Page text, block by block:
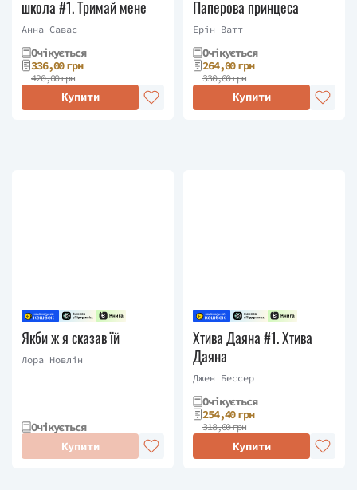
школа #1. Тримай мене
Анна Савас
Очікується
336,00 грн
420,00 грн
Купити
Паперова принцеса
Ерін Ватт
Очікується
264,00 грн
330,00 грн
Купити
Якби ж я сказав їй
Лора Новлін
Очікується
Купити
Хтива Даяна #1. Хтива
Даяна
Джен Бессер
Очікується
254,40 грн
318,00 грн
Купити